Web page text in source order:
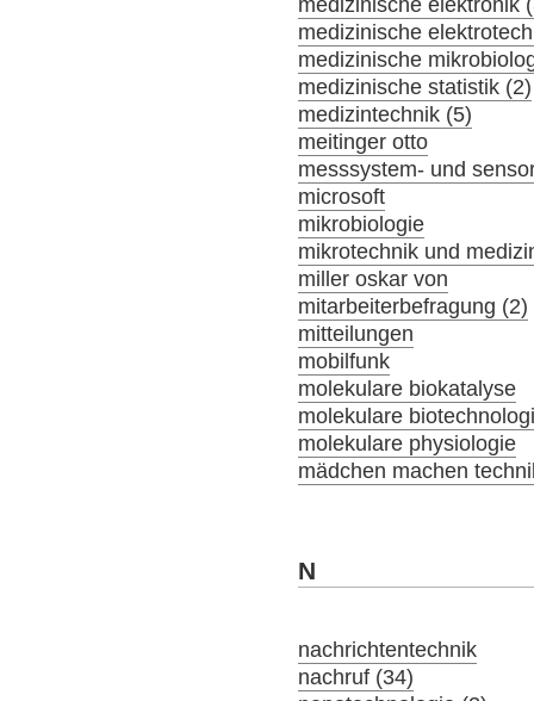
medizinische elektronik
medizinische
medizinische
medizinische statistik (2)
medizintechnik (5)
meitinger otto
messsystem- und
microsoft
mikrobiologie
mikrotechnik und
miller oskar von
mitarbeiterbefragung (2)
mitteilungen
mobilfunk
molekulare biokatalyse
molekulare
molekulare physiologie
mädchen machen
N
nachrichtentechnik
nachruf (34)